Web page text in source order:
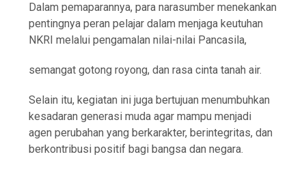
Dalam pemaparannya, para narasumber menekankan
pentingnya peran pelajar dalam menjaga keutuhan
NKRI melalui pengamalan nilai-nilai Pancasila,
semangat gotong royong, dan rasa cinta tanah air.
Selain itu, kegiatan ini juga bertujuan menumbuhkan
kesadaran generasi muda agar mampu menjadi
agen perubahan yang berkarakter, berintegritas, dan
berkontribusi positif bagi bangsa dan negara.